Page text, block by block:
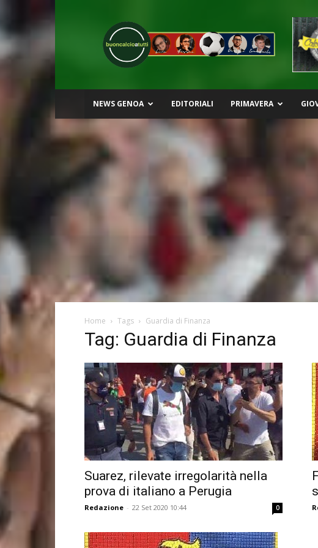
Buon
Calcio
a
Tutti
NEWS GENOA EDITORIALI PRIMAVERA
Home Tags Guardia di Finanza
Tag: Guardia di Finanza
Suarez, rilevate irregolarità nella
prova di italiano a Perugia
Redazione - 22 Set 2020 10:44 0